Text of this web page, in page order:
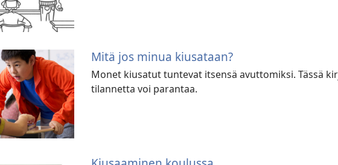
Mitä jos minua kiusataan?
Monet kiusatut tuntevat itsensä avuttomiksi. Tässä
tilannetta voi parantaa.